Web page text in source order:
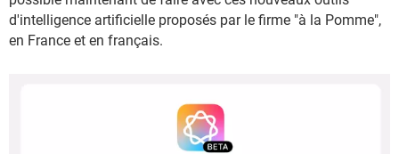
d'intelligence artificielle proposés par le firme "à la Pomme",
en France et en français.